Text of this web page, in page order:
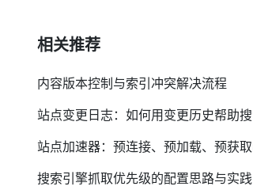
相关推荐
内容版本控制与索引冲突解决流程
搜索引擎抓取优先级的配置思路与实践